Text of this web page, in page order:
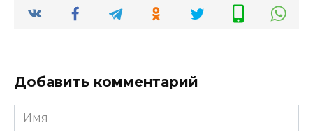
Добавить комментарий
Имя
*